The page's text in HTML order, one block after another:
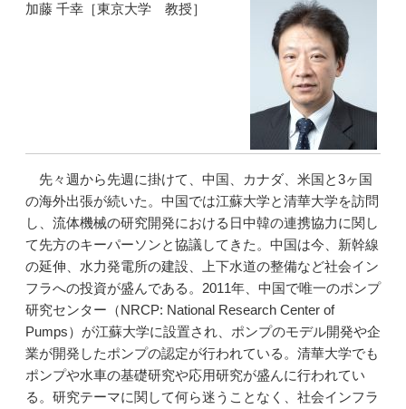
加藤 千幸［東京大学 教授］
先々週から先週に掛けて、中国、カナダ、米国と3ヶ国
の海外出張が続いた。中国では江蘇大学と清華大学を訪問
し、流体機械の研究開発における日中韓の連携協力に関し
て先方のキーパーソンと協議してきた。中国は今、新幹線
の延伸、水力発電所の建設、上下水道の整備など社会イン
フラへの投資が盛んである。2011年、中国で唯一のポンプ
研究センター（NRCP: National Research Center of
Pumps）が江蘇大学に設置され、ポンプのモデル開発や企
業が開発したポンプの認定が行われている。清華大学でも
ポンプや水車の基礎研究や応用研究が盛んに行われてい
る。研究テーマに関して何ら迷うことなく、社会インフラ